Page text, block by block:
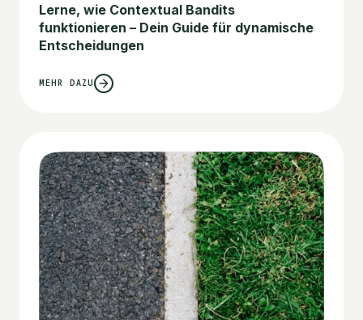
Lerne, wie Contextual Bandits
funktionieren – Dein Guide für dynamische
Entscheidungen
MEHR DAZU